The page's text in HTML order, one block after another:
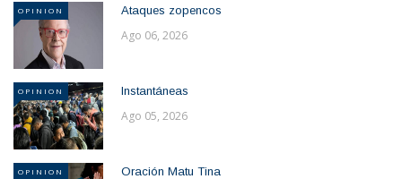
OPINION Ataques zopencos
Ago 06, 2026
OPINION Instantáneas
Ago 05, 2026
OPINION Oración Matu Tina